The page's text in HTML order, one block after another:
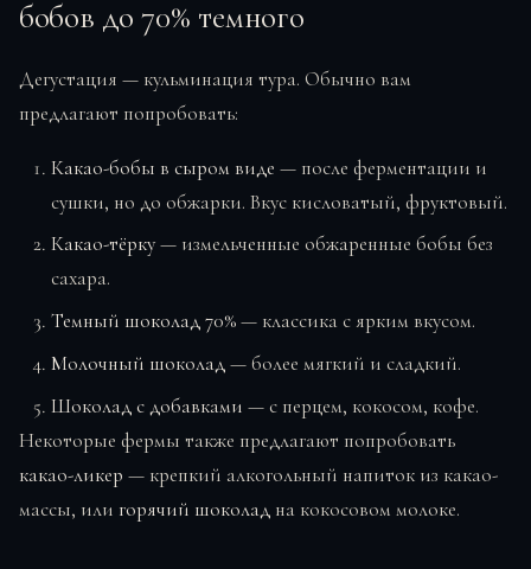
бобов до 70% темного
Дегустация — кульминация тура. Обычно вам
предлагают попробовать:
Какао-бобы в сыром виде — после ферментации и
сушки, но до обжарки. Вкус кисловатый, фруктовый.
Какао-тёрку— измельченные обжаренные бобы без
сахара.
Темный шоколад 70%— классика с ярким вкусом.
Молочный шоколад— более мягкий и сладкий.
Шоколад с добавками — с перцем, кокосом, кофе.
Некоторые фермы также предлагают попробовать
какао-ликер — крепкий алкогольный напиток из какао-
массы, или горячий шоколад на кокосовом молоке.